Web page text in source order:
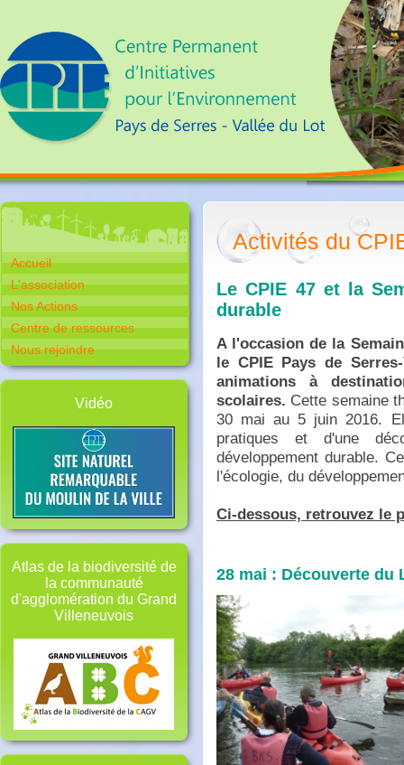
Accueil
L'association
Nos Actions
Centre de ressources
Nous rejoindre
Vidéo
Atlas de la biodiversité de
la communauté
d'agglomération du Grand
Villeneuvois
Activités du
Le CPIE 47 et la
durable
A l'occasion de la
le CPIE Pays de
animations à
scolaires. Cette semaine
30 mai au 5 juin 2016.
pratiques et d'une
développement durable.
l'écologie, du
Ci-dessous, retrouvez le
28 mai : Découverte du